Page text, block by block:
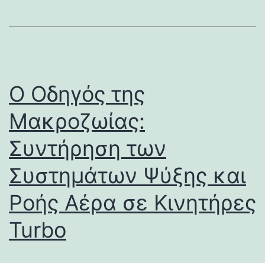
Ο Οδηγός της
Μακροζωίας:
Συντήρηση των
Συστημάτων Ψύξης και
Ροής Αέρα σε Κινητήρες
Turbo